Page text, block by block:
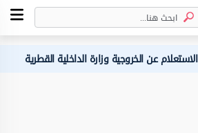
الاستعلام عن الخروجية وزارة الداخلية القطرية